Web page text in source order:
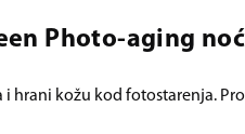
Photo-aging
i hrani kožu kod fotostarenja.